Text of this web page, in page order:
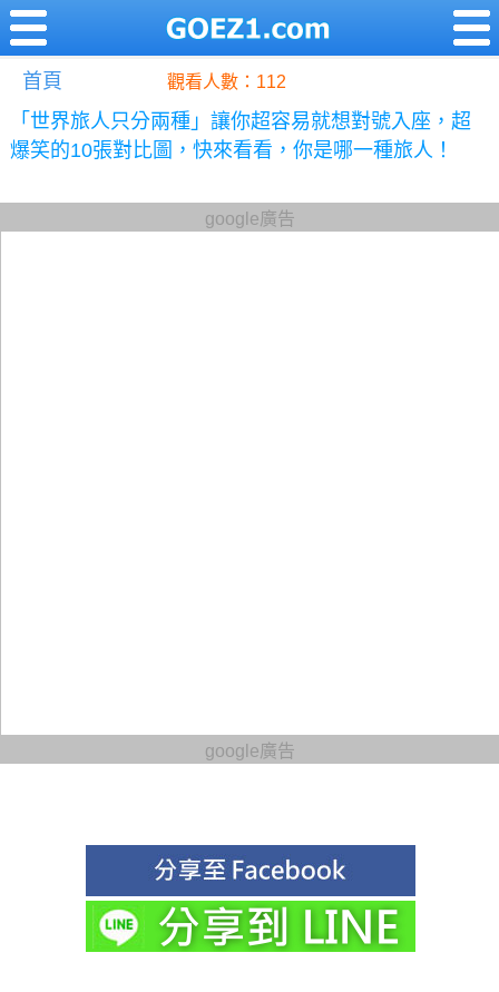
首頁 觀看人數：112
「世界旅人只分兩種」讓你超容易就想對號入座，超
爆笑的10張對比圖，快來看看，你是哪一種旅人！
google廣告
google廣告